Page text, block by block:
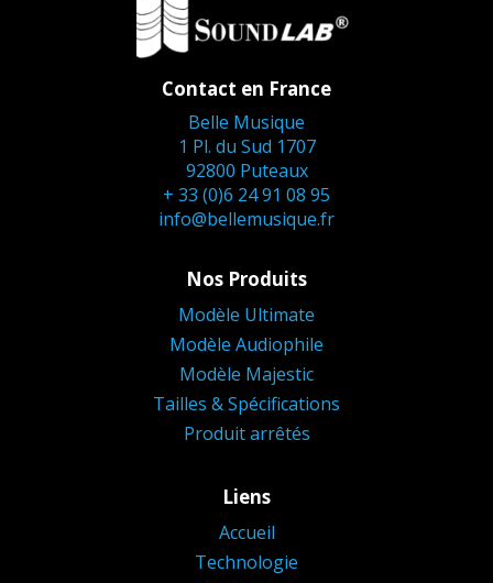
Contact en France
Belle Musique
1 Pl. du Sud 1707
92800 Puteaux
+ 33 (0)6 24 91 08 95
info@bellemusique.fr
Nos Produits
Modèle Ultimate
Modèle Audiophile
Modèle Majestic
Tailles & Spécifications
Produit arrêtés
Liens
Accueil
Technologie